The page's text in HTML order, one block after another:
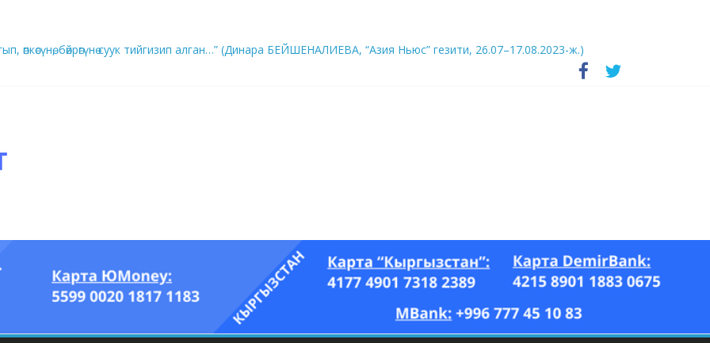
өпкөсүнө, бөйрөгүнө суук тийгизип алган…” (Динара БЕЙШЕНАЛИЕВА, “Азия Ньюс” гезити, 26.07–17.08.2023-ж.)